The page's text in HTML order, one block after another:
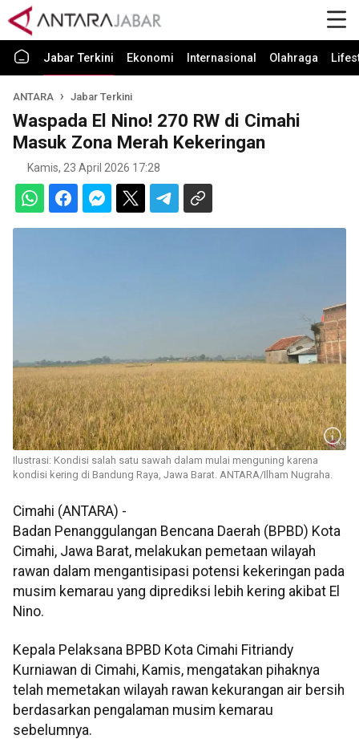
Jabar Terkini Ekonomi Internasional Olahraga
ANTARA Jabar Terkini
Waspada El Nino! 270 RW di Cimahi
Masuk Zona Merah Kekeringan
Kamis, 23 April 2026 17:28
Ilustrasi: Kondisi salah satu sawah dalam mulai menguning karena
kondisi kering di Bandung Raya, Jawa Barat. ANTARA/Ilham Nugraha.
Cimahi (ANTARA) -
Badan Penanggulangan Bencana Daerah (BPBD) Kota
Cimahi, Jawa Barat, melakukan pemetaan wilayah
rawan dalam mengantisipasi potensi kekeringan pada
musim kemarau yang diprediksi lebih kering akibat El
Nino.
Kepala Pelaksana BPBD Kota Cimahi Fitriandy
Kurniawan di Cimahi, Kamis, mengatakan pihaknya
telah memetakan wilayah rawan kekurangan air bersih
berdasarkan pengalaman musim kemarau
sebelumnya.